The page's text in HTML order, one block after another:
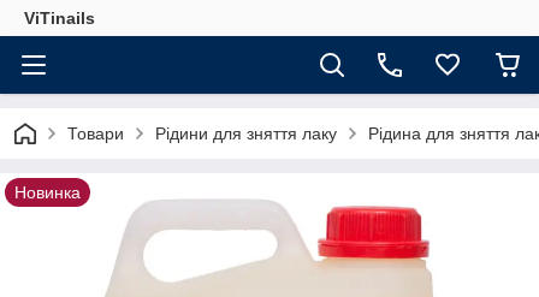
ViTinails
Товари Рідини для зняття лаку Рідина для зняття
Новинка